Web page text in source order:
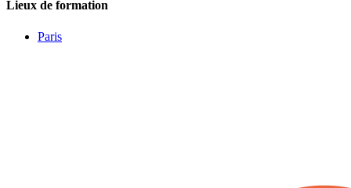
Lieux de formation
Paris